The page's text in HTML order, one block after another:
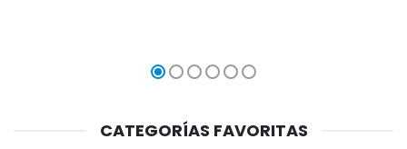
CATEGORÍAS FAVORITAS